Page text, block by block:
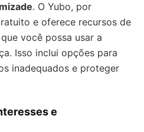
. O Yubo, por
e oferece recursos de
você possa usar a
Isso inclui opções para
inadequados e proteger
e